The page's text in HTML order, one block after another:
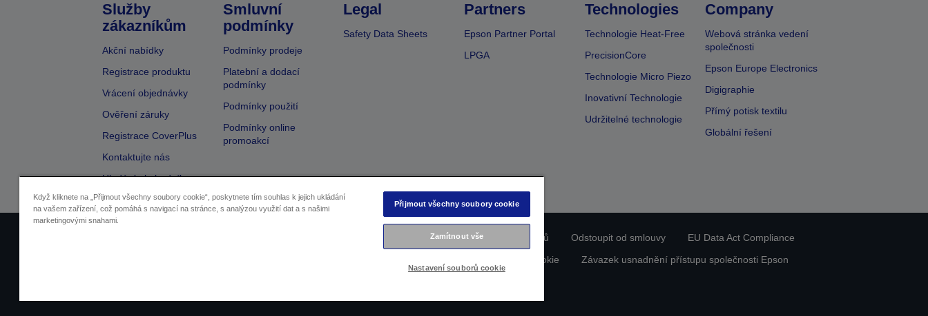
Služby
zákazníkům
Akční nabídky
Registrace produktu
Vrácení objednávky
Ověření záruky
Registrace CoverPlus
Kontaktujte nás
Hledání obchodníka
Smluvní
podmínky
Podmínky prodeje
Platební a dodací
podmínky
Podmínky použití
Podmínky online
promoakcí
Legal
Safety Data Sheets
Partners
Epson Partner Portal
LPGA
Technologies
Technologie Heat-Free
PrecisionCore
Technologie Micro Piezo
Inovativní Technologie
Udržitelné technologie
Company
Webová stránka vedení
společnosti
Epson Europe Electronics
Digigraphie
Přímý potisk textilu
Globální řešení
Prohlášení o ochraně osobních údajů Odstoupit od smlouvy
EU Data Act Compliance
Informace o souborech cookie Závazek usnadnění přístupu společnosti Epson
Když kliknete na „Přijmout všechny soubory cookie“, poskytnete tím souhlas k jejich ukládání
na vašem zařízení, což pomáhá s navigací na stránce, s analýzou využití dat a s našimi
marketingovými snahami.
Přijmout všechny soubory cookie
Zamítnout vše
Nastavení souborů cookie